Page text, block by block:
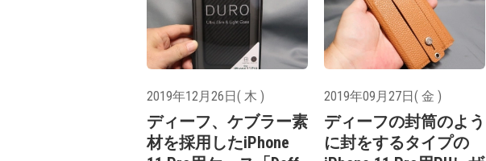
2019年12月26日( 木 )
ディーフ、ケブラー素
材を採用したiPhone
2019年09月27日( 金 )
ディーフの封筒のよう
に封をするタイプの